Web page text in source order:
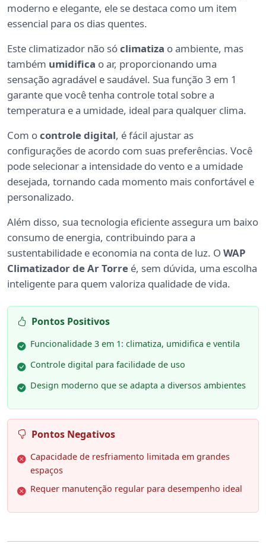
moderno e elegante, ele se destaca como um item
essencial para os dias quentes.
Este climatizador não sóclimatiza o ambiente, mas
também umidifica o ar, proporcionando uma
sensação agradável e saudável. Sua função 3 em 1
garante que você tenha controle total sobre a
temperatura e a umidade, ideal para qualquer clima.
Com ocontrole digital, é fácil ajustar as
configurações de acordo com suas preferências. Você
pode selecionar a intensidade do vento e a umidade
desejada, tornando cada momento mais confortável e
personalizado.
Além disso, sua tecnologia eficiente assegura um baixo
consumo de energia, contribuindo para a
sustentabilidade e economia na conta de luz. O WAP
Climatizador de Ar Torre é, sem dúvida, uma escolha
inteligente para quem valoriza qualidade de vida.
Pontos Positivos
Funcionalidade 3 em 1: climatiza, umidifica e ventila
Controle digital para facilidade de uso
Design moderno que se adapta a diversos ambientes
Pontos Negativos
Capacidade de resfriamento limitada em grandes
espaços
Requer manutenção regular para desempenho ideal